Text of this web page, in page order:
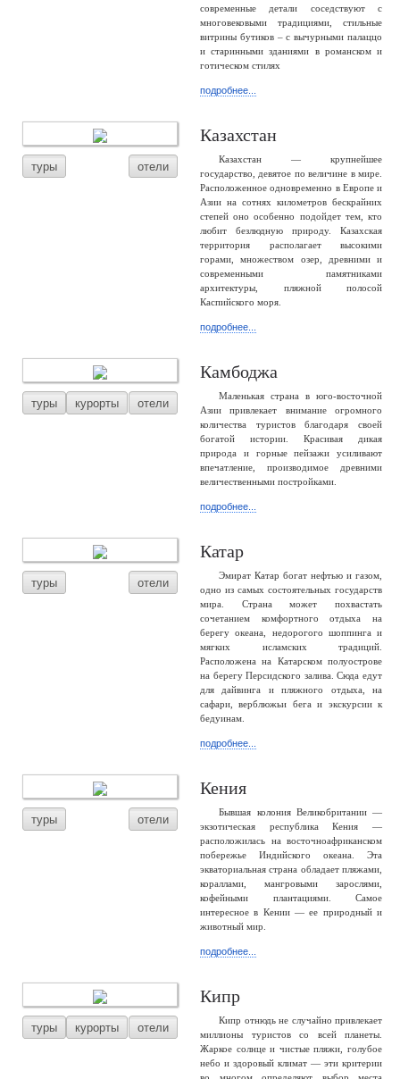
современные детали соседствуют с
многовековыми традициями, стильные
витрины бутиков – с вычурными палаццо
и старинными зданиями в романском и
готическом стилях
подробнее...
туры отели
Казахстан
Казахстан — крупнейшее
государство, девятое по величине в мире.
Расположенное одновременно в Европе и
Азии на сотнях километров бескрайних
степей оно особенно подойдет тем, кто
любит безлюдную природу. Казахская
территория располагает высокими
горами, множеством озер, древними и
современными памятниками
архитектуры, пляжной полосой
Каспийского моря.
подробнее...
туры курорты отели
Камбоджа
Маленькая страна в юго-восточной
Азии привлекает внимание огромного
количества туристов благодаря своей
богатой истории. Красивая дикая
природа и горные пейзажи усиливают
впечатление, производимое древними
величественными постройками.
подробнее...
туры отели
Катар
Эмират Катар богат нефтью и газом,
одно из самых состоятельных государств
мира. Страна может похвастать
сочетанием комфортного отдыха на
берегу океана, недорогого шоппинга и
мягких исламских традиций.
Расположена на Катарском полуострове
на берегу Персидского залива. Сюда едут
для дайвинга и пляжного отдыха, на
сафари, верблюжьи бега и экскурсии к
бедуинам.
подробнее...
туры отели
Кения
Бывшая колония Великобритании —
экзотическая республика Кения —
расположилась на восточноафриканском
побережье Индийского океана. Эта
экваториальная страна обладает пляжами,
кораллами, мангровыми зарослями,
кофейными плантациями. Самое
интересное в Кении — ее природный и
животный мир.
подробнее...
туры курорты отели
Кипр
Кипр отнюдь не случайно привлекает
миллионы туристов со всей планеты.
Жаркое солнце и чистые пляжи, голубое
небо и здоровый климат — эти критерии